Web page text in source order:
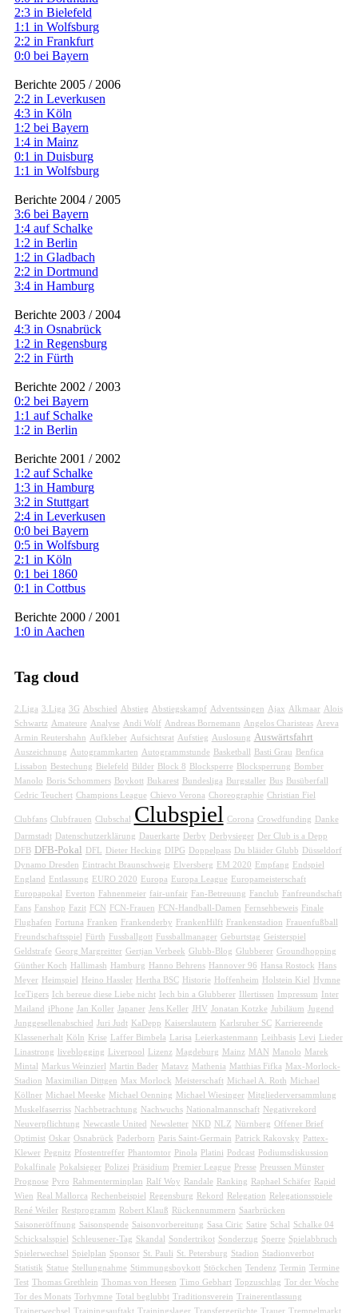
2:3 in Bielefeld
1:1 in Wolfsburg
2:2 in Frankfurt
0:0 bei Bayern
Berichte 2005 / 2006
2:2 in Leverkusen
4:3 in Köln
1:2 bei Bayern
1:4 in Mainz
0:1 in Duisburg
1:1 in Wolfsburg
Berichte 2004 / 2005
3:6 bei Bayern
1:4 auf Schalke
1:2 in Berlin
1:2 in Gladbach
2:2 in Dortmund
3:4 in Hamburg
Berichte 2003 / 2004
4:3 in Osnabrück
1:2 in Regensburg
2:2 in Fürth
Berichte 2002 / 2003
0:2 bei Bayern
1:1 auf Schalke
1:2 in Berlin
Berichte 2001 / 2002
1:2 auf Schalke
1:3 in Hamburg
3:2 in Stuttgart
2:4 in Leverkusen
0:0 bei Bayern
0:5 in Wolfsburg
2:1 in Köln
0:1 bei 1860
0:1 in Cottbus
Berichte 2000 / 2001
1:0 in Aachen
Tag cloud
2.Liga 3.Liga 3G Abschied Abstieg Abstiegskampf Adventssingen Ajax Alkmaar Alois
Schwartz Amateure Analyse Andi Wolf Andreas Bornemann Angelos Charisteas Areva
Armin Reutershahn Aufkleber Aufsichtsrat Aufstieg Auslosung Auswärtsfahrt
Auszeichnung Autogrammkarten Autogrammstunde Basketball Basti Grau
Benfica
Lissabon
Bestechung Bielefeld Bilder Block 8 Blocksperre Blocksperrung
Bomber
Manolo
Boris Schommers Boykott Bukarest Bundesliga Burgstaller Bus
Busüberfall
Cedric Teuchert Champions League Chievo Verona Choreographie Christian Fiel
Clubfans Clubfrauen Clubschal Clubspiel Corona Crowdfunding
Danke
Darmstadt
Datenschutzerklärung Dauerkarte Derby Derbysieger
Der Club is a Depp
DFB
DFB-Pokal DFL Dieter Hecking DIPG Doppelpass Du bläider Glubb
Düsseldorf
Dynamo Dresden
Eintracht Braunschweig Elversberg EM 2020 Empfang
Endspiel
England
Entlassung EURO 2020 Europa Europa League
Europameisterschaft
Europapokal
Everton Fahnenmeier fair-unfair Fan-Betreuung Fanclub
Fanfreundschaft
Fans
Fanshop Fazit FCN FCN-Frauen FCN-Handball-Damen Fernsehbeweis
Finale
Flughafen
Fortuna Franken Frankenderby FrankenHilft Frankenstadion
Frauenfußball
Freundschaftsspiel
Fürth Fussballgott Fussballmanager Geburtstag Geisterspiel
Geldstrafe Georg Margreitter Gertjan Verbeek Glubb-Blog Glubberer Groundhopping
Günther Koch
Hallimash Hamburg Hanno Behrens Hannover 96 Hansa Rostock
Hans
Meyer
Heimspiel Heino Hassler Hertha BSC Historie Hoffenheim Holstein Kiel
Hymne
IceTigers
Ich bereue diese Liebe nicht Iech bin a Glubberer Illertissen Impressum
Inter
Mailand
iPhone Jan Koller Japaner Jens Keller JHV Jonatan Kotzke Jubiläum Jugend
Junggesellenabschied
Juri Judt KaDepp Kaiserslautern Karlsruher SC
Karriereende
Klassenerhalt
Köln Krise Laffer Bimbela Larisa Leierkastenmann Leihbasis Levi
Lieder
Linastrong
liveblogging Liverpool Lizenz Magdeburg Mainz MAN Manolo
Marek
Mintal
Markus Weinzierl Martin Bader Matavz Mathenia Matthias Fifka
Max-Morlock-
Stadion
Maximilian Dittgen Max Morlock Meisterschaft Michael A. Roth
Michael
Köllner Michael Meeske Michael Oenning Michael Wiesinger Mitgliederversammlung
Muskelfaserriss Nachbetrachtung Nachwuchs Nationalmannschaft Negativrekord
Neuverpflichtung
Newcastle United Newsletter NKD NLZ Nürnberg Offener Brief
Optimist Oskar Osnabrück Paderborn Paris Saint-Germain Patrick Rakovsky
Pattex-
Klewer
Pegnitz Pfostentreffer Phantomtor Pinola Platini Podcast
Podiumsdiskussion
Pokalfinale
Pokalsieger Polizei Präsidium Premier League Presse
Preussen Münster
Prognose
Pyro Rahmenterminplan Ralf Woy Randale Ranking Raphael Schäfer
Rapid
Wien
Real Mallorca Rechenbeispiel Regensburg Rekord Relegation
Relegationsspiele
René Weiler
Restprogramm Robert Klauß Rückennummern Saarbrücken
Saisoneröffnung Saisonspende Saisonvorbereitung Sasa Ciric Satire Schal
Schalke 04
Schicksalsspiel
Schleusener-Tag Skandal Sondertrikot Sonderzug Sperre Spielabbruch
Spielerwechsel
Spielplan Sponsor St. Pauli St. Petersburg Stadion Stadionverbot
Statistik Statue Stellungnahme Stimmungsboykott Stöckchen Tendenz Termin Termine
Test Thomas Grethlein Thomas von Heesen Timo Gebhart Topzuschlag Tor der Woche
Tor des Monats Torhymne Total beglubbt Traditionsverein Trainerentlassung
Trainerwechsel
Trainingsauftakt Trainingslager Transfergerüchte Trauer Trempelmarkt